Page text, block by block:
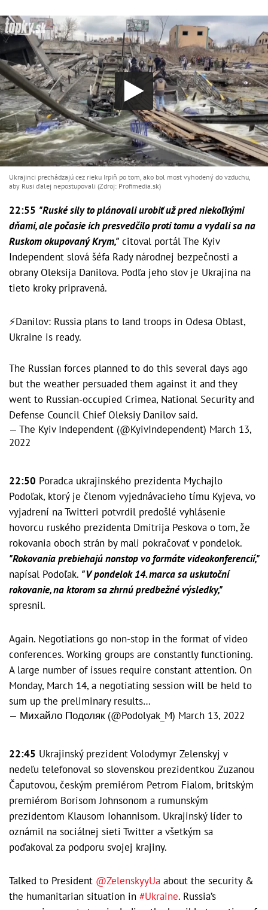
Ukrajinci prechádzajú cez rieku Irpiň po tom, ako bol most vyhodený do vzduchu,
aby Rusi ďalej nepostupovali (Zdroj: Profimedia.sk)
22:55 "Ruské sily to plánovali urobiť už pred niekoľkými
dňami, ale počasie ich presvedčilo proti tomu a vydali sa na
Ruskom okupovaný Krym," citoval portál The Kyiv
Independent slová šéfa Rady národnej bezpečnosti a
obrany Oleksija Danilova. Podľa jeho slov je Ukrajina na
tieto kroky pripravená.
⚡️Danilov: Russia plans to land troops in Odesa Oblast,
Ukraine is ready.
The Russian forces planned to do this several days ago
but the weather persuaded them against it and they
went to Russian-occupied Crimea, National Security and
Defense Council Chief Oleksiy Danilov said.
— The Kyiv Independent (@KyivIndependent) March 13,
2022
22:50 Poradca ukrajinského prezidenta Mychajlo
Podoľak, ktorý je členom vyjednávacieho tímu Kyjeva, vo
vyjadrení na Twitteri potvrdil predošlé vyhlásenie
hovorcu ruského prezidenta Dmitrija Peskova o tom, že
rokovania oboch strán by mali pokračovať v pondelok.
"Rokovania prebiehajú nonstop vo formáte videokonferencií,"
napísal Podoľak. "V pondelok 14. marca sa uskutoční
rokovanie, na ktorom sa zhrnú predbežné výsledky,"
spresnil.
Again. Negotiations go non-stop in the format of video
conferences. Working groups are constantly functioning.
A large number of issues require constant attention. On
Monday, March 14, a negotiating session will be held to
sum up the preliminary results…
— Михайло Подоляк (@Podolyak_M) March 13, 2022
22:45 Ukrajinský prezident Volodymyr Zelenskyj v
nedeľu telefonoval so slovenskou prezidentkou Zuzanou
Čaputovou, českým premiérom Petrom Fialom, britským
premiérom Borisom Johnsonom a rumunským
prezidentom Klausom Iohannisom. Ukrajinský líder to
oznámil na sociálnej sieti Twitter a všetkým sa
poďakoval za podporu svojej krajiny.
Talked to President @ZelenskyyUa about the security &
the humanitarian situation in #Ukraine. Russia’s